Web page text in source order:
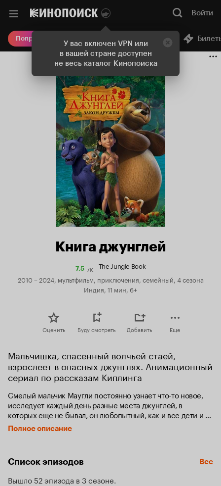
У вас включен VPN или
в вашей стране доступен
не весь каталог Кинопоиска
Войти
Попробовать Плюс Онлайн-кинотеатр
Книга джунглей
7.5Рейтинг
7K The Jungle Book
2010 – 2024, мультфильм, приключения, семейный, 4 сезона
Индия, 11 мин, 6+
Оценить Буду смотреть Добавить Еще
Мальчишка, спасенный волчьей стаей,
взрослеет в опасных джунглях. Анимационный
сериал по рассказам Киплинга
Смелый мальчик Маугли постоянно узнает что-то новое,
исследует каждый день разные места джунглей, в
которых ещё не бывал, он любопытный, как и все дети и
такой же неосторожный. К счастью, у Маугли есть
наставники, Балу и Багира, они следят за тем, чтобы он не
Полное описание
Список эпизодов Все
Вышло 52 эпизода в 3 сезоне